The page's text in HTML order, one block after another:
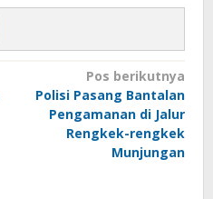
Pos berikutnya
Polisi Pasang Bantalan
Pengamanan di Jalur
Rengkek-rengkek
Munjungan